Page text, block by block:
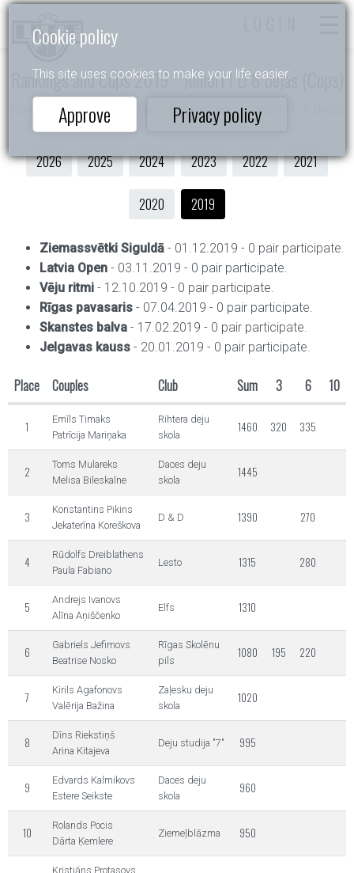
Cookie policy
This site uses cookies to make your life easier.
Approve Privacy policy
Rankings and Cups 2019 - Juniori I D 8 dejas (Cups)
- Rankings and Cups - 2019 - Cups - Juniori I D 8 dejas
2026 2025 2024 2023 2022 2021
2020 2019
Ziemassvētki Siguldā - 01.12.2019 - 0 pair participate.
Latvia Open - 03.11.2019 - 0 pair participate.
Vēju ritmi - 12.10.2019 - 0 pair participate.
Rīgas pavasaris - 07.04.2019 - 0 pair participate.
Skanstes balva - 17.02.2019 - 0 pair participate.
Jelgavas kauss - 20.01.2019 - 0 pair participate.
Place Couples Club Sum 3 6 10
1
Emīls Timaks
Patrīcija Mariņaka
Rihtera deju
skola
1460 320 335
2
Toms Mulareks
Melisa Bileskalne
Daces deju
skola
1445
3
Konstantins Pikins
Jekaterīna Koreškova
D & D 1390 270
4
Rūdolfs Dreiblathens
Paula Fabiano
Lesto 1315 280
5
Andrejs Ivanovs
Alīna Aņiščenko
Elfs 1310
6
Gabriels Jefimovs
Beatrise Nosko
Rīgas Skolēnu
pils
1080 195 220
7
Kirils Agafonovs
Valērija Bažina
Zaļesku deju
skola
1020
8
Dīns Riekstiņš
Arina Kitajeva
Deju studija "7" 995
9
Edvards Kalmikovs
Estere Seikste
Daces deju
skola
960
10
Rolands Pocis
Dārta Ķemlere
Ziemeļblāzma 950
Kristiāns Protasovs